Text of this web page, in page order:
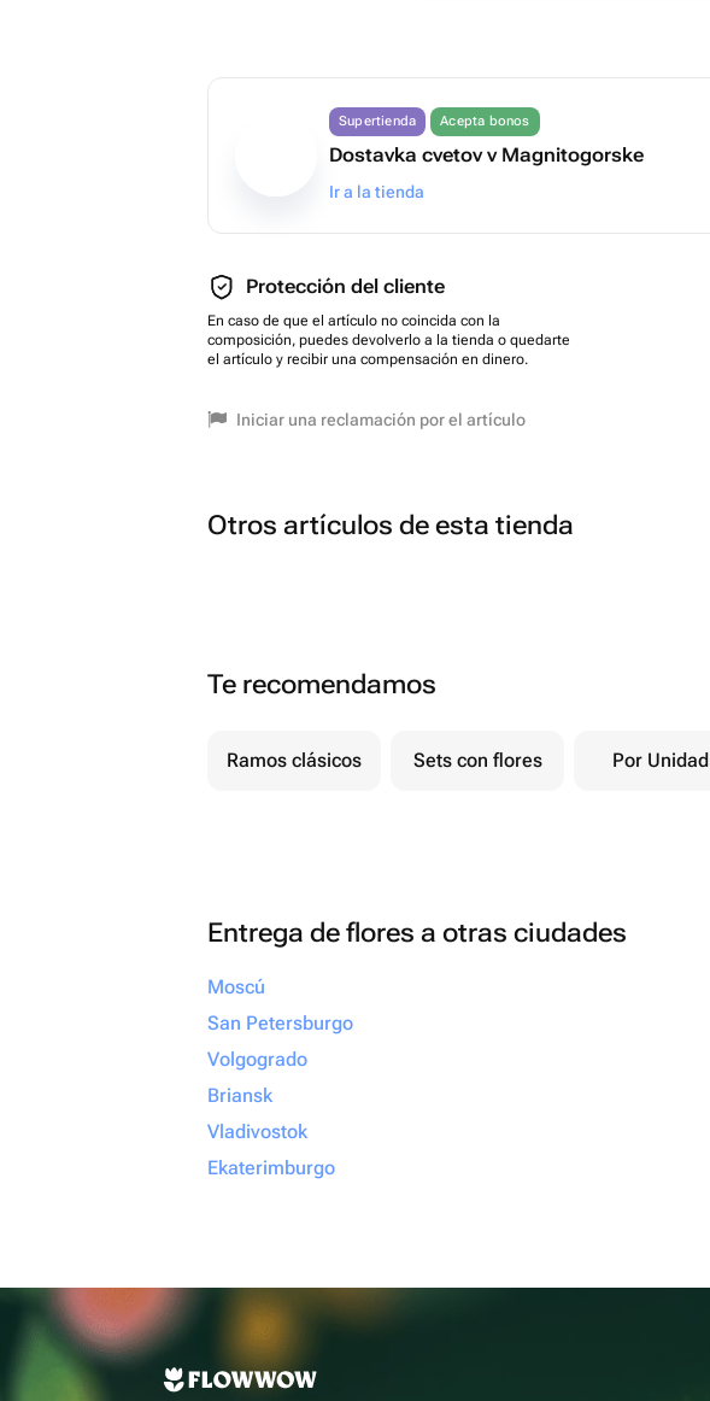
Supertienda Acepta bonos
Dostavka cvetov v Magnitogorske
Ir a la tienda
Protección del cliente
En caso de que el artículo no coincida con la
composición, puedes devolverlo a la tienda o quedarte
el artículo y recibir una compensación en dinero.
Iniciar una reclamación por el artículo
Otros artículos de esta tienda
Te recomendamos
Ramos clásicos Sets con flores Por Unidad
Entrega de flores a otras ciudades
Moscú
San Petersburgo
Volgogrado
Briansk
Vladivostok
Ekaterimburgo